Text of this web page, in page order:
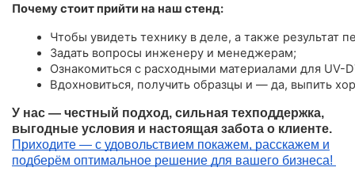
Почему стоит прийти на наш стенд:
Чтобы увидеть технику в деле, а также результат
Задать вопросы инженеру и менеджерам;
Ознакомиться с расходными материалами для UV-
Вдохновиться, получить образцы и — да, выпить
У нас — честный подход, сильная техподдержка,
выгодные условия и настоящая забота о клиенте.
Приходите — с удовольствием покажем, расскажем и
подберём оптимальное решение для вашего бизнеса!